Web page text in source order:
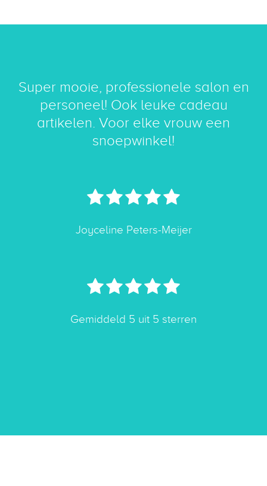
Super mooie, professionele salon en
personeel! Ook leuke cadeau
artikelen. Voor elke vrouw een
snoepwinkel!
Joyceline Peters-Meijer
Gemiddeld 5 uit 5 sterren